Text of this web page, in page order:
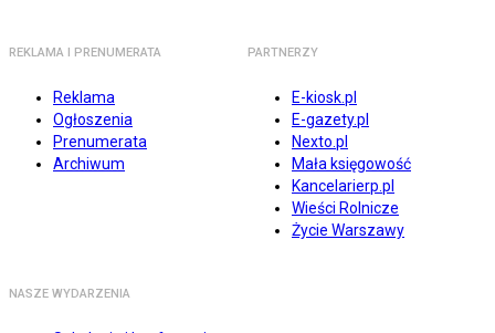
REKLAMA I PRENUMERATA
Reklama
Ogłoszenia
Prenumerata
Archiwum
PARTNERZY
E-kiosk.pl
E-gazety.pl
Nexto.pl
Mała księgowość
Kancelarierp.pl
Wieści Rolnicze
Życie Warszawy
NASZE WYDARZENIA